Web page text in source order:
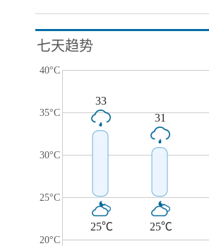
七天趋势
40°C
35°C
30°C
25°C
20°C
33
25℃
31
25℃